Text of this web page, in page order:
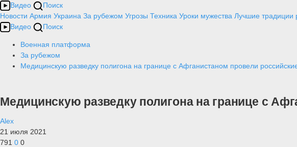
Видео
Поиск
Новости Армия Украина За рубежом Угрозы Техника Уроки мужества Лучшие традиции
Видео
Поиск
Военная платформа
За рубежом
Медицинскую разведку полигона на границе с Афганистаном провели
Медицинскую разведку полигона на границе с
Alex
21 июля 2021
791 0 0